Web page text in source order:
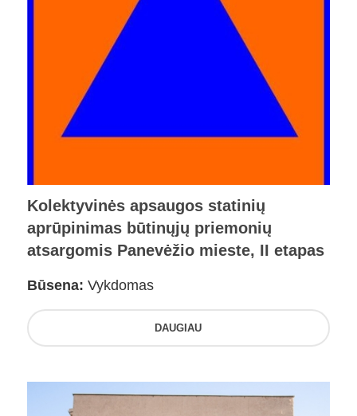
Kolektyvinės apsaugos statinių
aprūpinimas būtinųjų priemonių
atsargomis Panevėžio mieste, II etapas
Būsena: Vykdomas
DAUGIAU